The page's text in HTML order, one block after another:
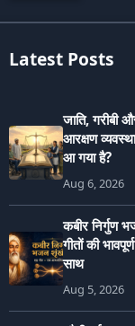
Latest Posts
जाति, गरीबी
आरक्षण
आ गया है?
Aug 6, 2026
कबीर निर्गुण
गीतों की
साथ
Aug 5, 2026